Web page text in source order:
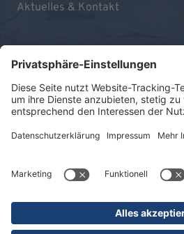
Aktuelles & Kontakt
Impressum
Datenschutz